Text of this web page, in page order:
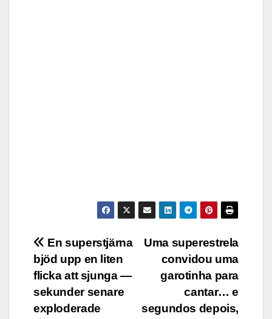
Post
navigation
Uma superestrela
convidou uma
garotinha para
cantar… e
segundos depois,
En superstjärna
bjöd upp en liten
flicka att sjunga —
sekunder senare
exploderade